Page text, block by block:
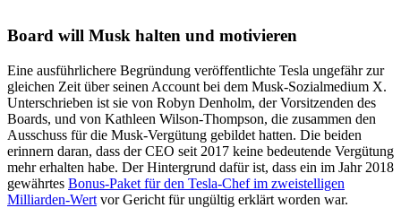
Board will Musk halten und motivieren
Eine ausführlichere Begründung veröffentlichte Tesla ungefähr zur
gleichen Zeit über seinen Account bei dem Musk-Sozialmedium X.
Unterschrieben ist sie von Robyn Denholm, der Vorsitzenden des
Boards, und von Kathleen Wilson-Thompson, die zusammen den
Ausschuss für die Musk-Vergütung gebildet hatten. Die beiden
erinnern daran, dass der CEO seit 2017 keine bedeutende Vergütung
mehr erhalten habe. Der Hintergrund dafür ist, dass ein im Jahr 2018
gewährtes Bonus-Paket für den Tesla-Chef im zweistelligen
Milliarden-Wert vor Gericht für ungültig erklärt worden war.